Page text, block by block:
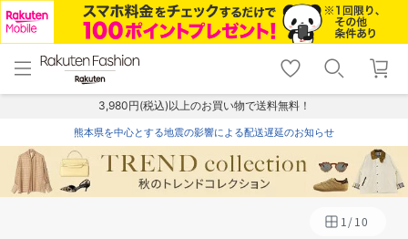
menu home
トップ
shopping_cart lock_outline
ログイン
3,980円(税込)以上のお買い物で送料無料！
熊本県を中心とする地震の影響による配送遅延のお知らせ
1/10